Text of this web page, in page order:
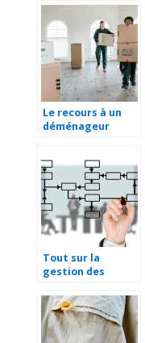
maintenance
d’applications
(TMA)
Le recours à un
déménageur
Tout sur la
gestion des
informatiques